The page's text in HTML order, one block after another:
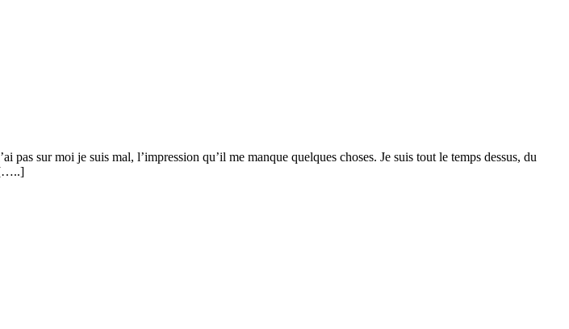
sur moi je suis mal, l’impression qu’il me manque quelques choses. Je suis tout le temps dessus, du
…..]